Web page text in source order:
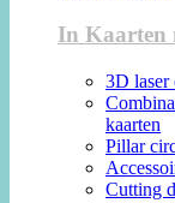
In Kaarten
3D laser
kaarten
Pillar
Cutting